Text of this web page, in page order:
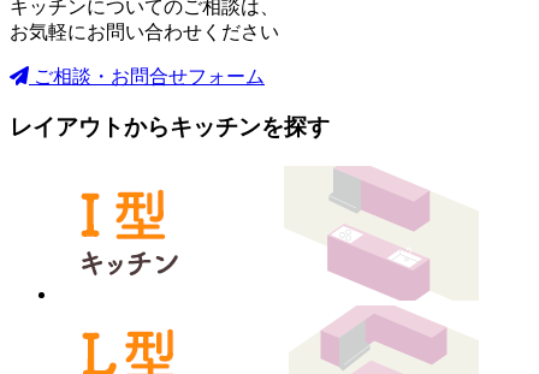
キッチンについてのご相談は、
お気軽にお問い合わせください
ご相談・お問合せフォーム
レイアウトからキッチンを探す